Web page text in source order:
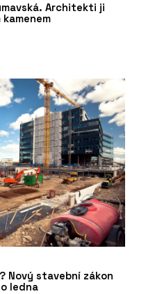
Architekti ji
Nový stavební zákon
ledna